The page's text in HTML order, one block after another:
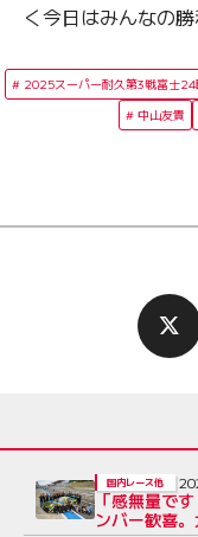
く今日はみんなの
2025スーパー耐久第3戦富士24
中山友貴
「感無量で
ンバー歓喜
国内レース他